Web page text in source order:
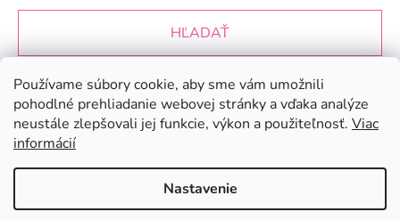
Používame súbory cookie, aby sme vám umožnili
pohodlné prehliadanie webovej stránky a vďaka analýze
neustále zlepšovali jej funkcie, výkon a použiteľnosť. Viac
informácií
Nastavenie
HĽADAŤ
Prijímame online platby